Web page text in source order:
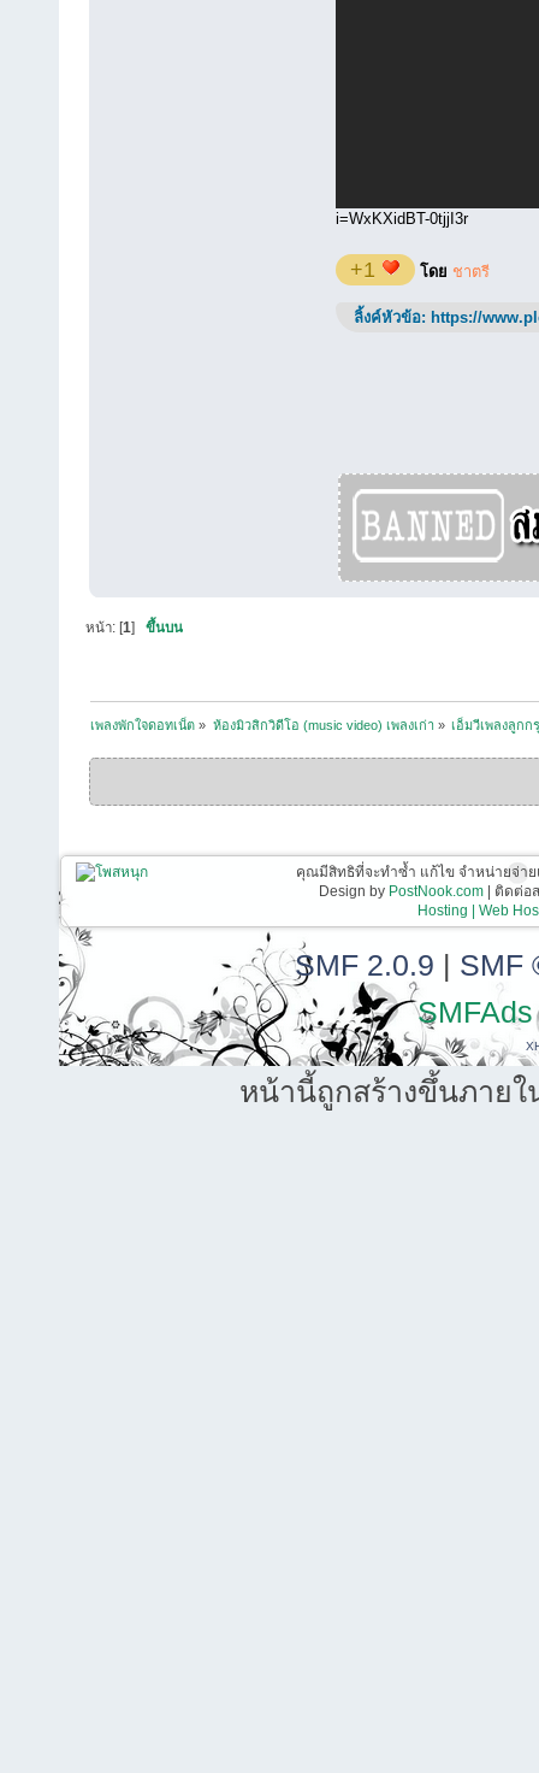
i=WxKXidBT-0tjjI3r
+1 โดย ชาตรี
ลิ้งค์หัวข้อ: https://
หน้า: [1]ขึ้นบน
เพลงพักใจดอทเน็ต » ห้องมิวสิกวิดีโอ (music video) เพลงเก่า » เอ็มวีเพลงลูกก
คุณมีสิทธิที่จะทำซ้ำ แก้ไข จำหน่ายจ่า
Design by PostNook.com| ติดต่อส
Hosting | Web
SMF 2.0.9 | SMF
SMFAds
หน้านี้ถูกสร้างขึ้นภายใ